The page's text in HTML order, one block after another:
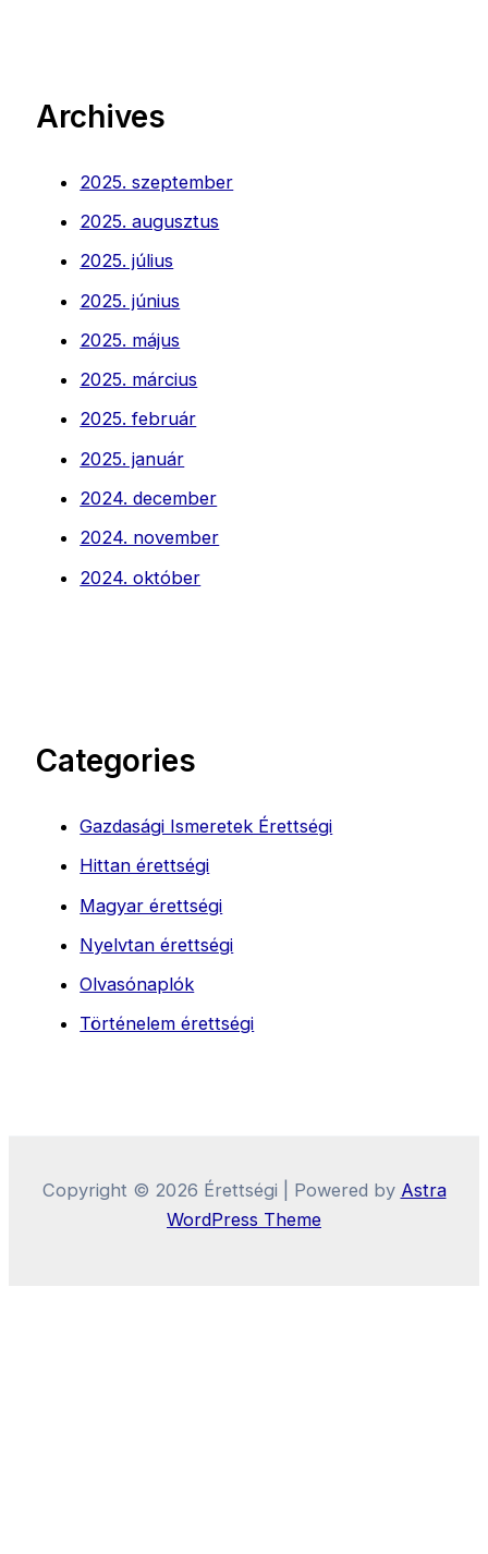
Archives
2025. szeptember
2025. augusztus
2025. július
2025. június
2025. május
2025. március
2025. február
2025. január
2024. december
2024. november
2024. október
Categories
Gazdasági Ismeretek Érettségi
Hittan érettségi
Magyar érettségi
Nyelvtan érettségi
Olvasónaplók
Történelem érettségi
Copyright © 2026 Érettségi | Powered by Astra
WordPress Theme